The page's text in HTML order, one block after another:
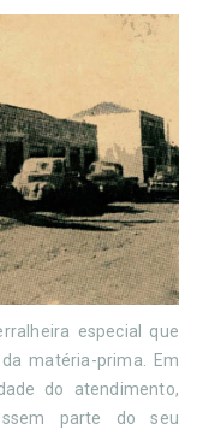
especial que
matéria-prima. Em
do atendimento,
parte do seu